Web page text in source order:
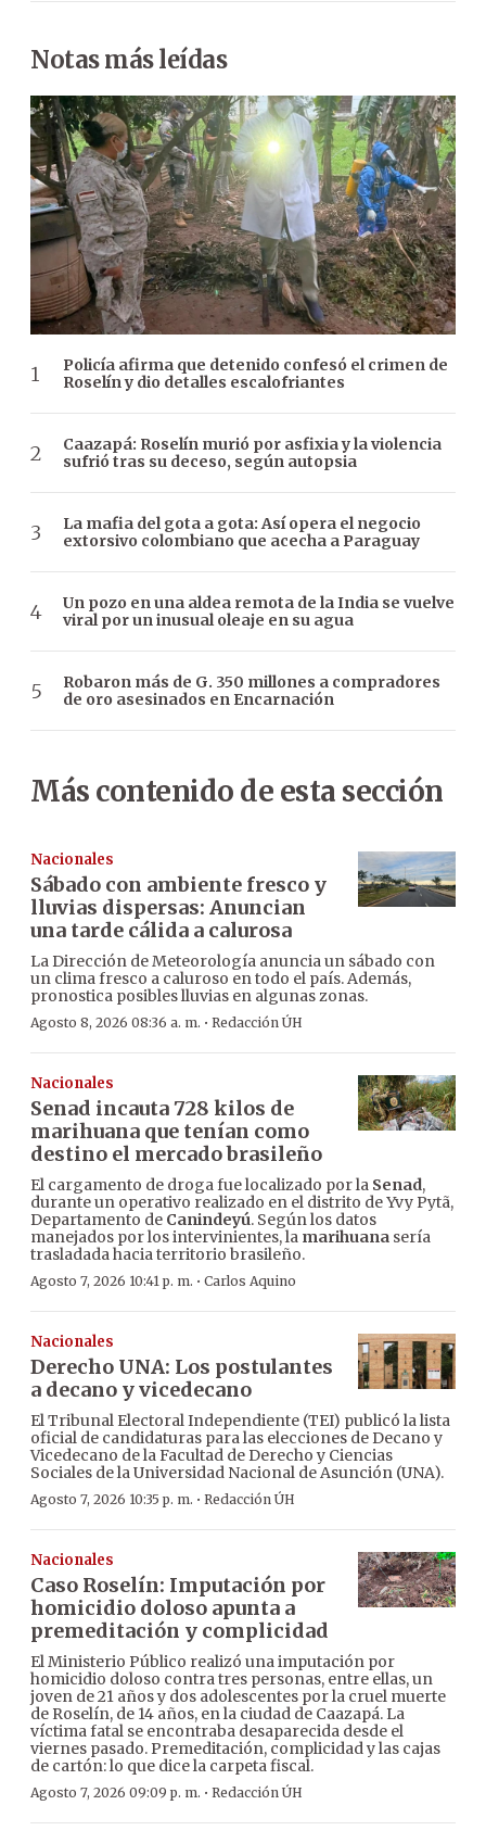
Notas más leídas
Policía afirma que detenido confesó el crimen de
Roselín y dio detalles escalofriantes
Caazapá: Roselín murió por asfixia y la violencia
sufrió tras su deceso, según autopsia
La mafia del gota a gota: Así opera el negocio
extorsivo colombiano que acecha a Paraguay
Un pozo en una aldea remota de la India se vuelve
viral por un inusual oleaje en su agua
Robaron más de G. 350 millones a compradores
de oro asesinados en Encarnación
Más contenido de esta sección
Nacionales
Sábado con ambiente fresco y
lluvias dispersas: Anuncian
una tarde cálida a calurosa
La Dirección de Meteorología anuncia un sábado con
un clima fresco a caluroso en todo el país. Además,
pronostica posibles lluvias en algunas zonas.
Agosto 8, 2026 08:36 a. m. · Redacción ÚH
Nacionales
Senad incauta 728 kilos de
marihuana que tenían como
destino el mercado brasileño
El cargamento de droga fue localizado por la Senad,
durante un operativo realizado en el distrito de Yvy Pytã,
Departamento de Canindeyú. Según los datos
manejados por los intervinientes, la marihuana sería
trasladada hacia territorio brasileño.
Agosto 7, 2026 10:41 p. m. · Carlos Aquino
Nacionales
Derecho UNA: Los postulantes
a decano y vicedecano
El Tribunal Electoral Independiente (TEI) publicó la lista
oficial de candidaturas para las elecciones de Decano y
Vicedecano de la Facultad de Derecho y Ciencias
Sociales de la Universidad Nacional de Asunción (UNA).
Agosto 7, 2026 10:35 p. m. · Redacción ÚH
Nacionales
Caso Roselín: Imputación por
homicidio doloso apunta a
premeditación y complicidad
El Ministerio Público realizó una imputación por
homicidio doloso contra tres personas, entre ellas, un
joven de 21 años y dos adolescentes por la cruel muerte
de Roselín, de 14 años, en la ciudad de Caazapá. La
víctima fatal se encontraba desaparecida desde el
viernes pasado. Premeditación, complicidad y las cajas
de cartón: lo que dice la carpeta fiscal.
Agosto 7, 2026 09:09 p. m. · Redacción ÚH